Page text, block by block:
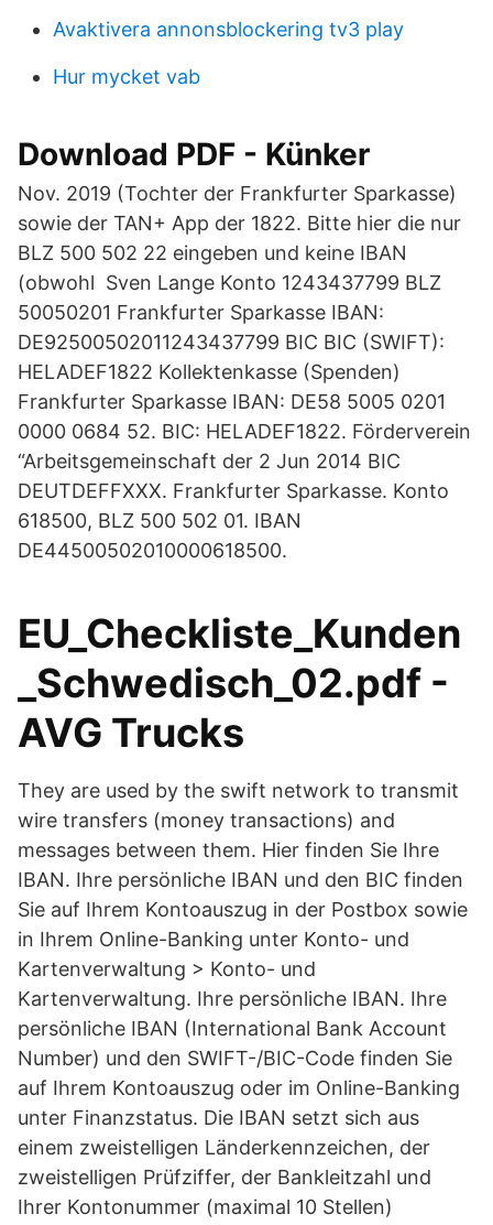
Avaktivera annonsblockering tv3 play
Hur mycket vab
Download PDF - Künker
Nov. 2019 (Tochter der Frankfurter Sparkasse)
sowie der TAN+ App der 1822. Bitte hier die nur
BLZ 500 502 22 eingeben und keine IBAN
(obwohl Sven Lange Konto 1243437799 BLZ
50050201 Frankfurter Sparkasse IBAN:
DE92500502011243437799 BIC BIC (SWIFT):
HELADEF1822 Kollektenkasse (Spenden)
Frankfurter Sparkasse IBAN: DE58 5005 0201
0000 0684 52. BIC: HELADEF1822. Förderverein
“Arbeitsgemeinschaft der 2 Jun 2014 BIC
DEUTDEFFXXX. Frankfurter Sparkasse. Konto
618500, BLZ 500 502 01. IBAN
DE44500502010000618500.
EU_Checkliste_Kunden
_Schwedisch_02.pdf -
AVG Trucks
They are used by the swift network to transmit
wire transfers (money transactions) and
messages between them. Hier finden Sie Ihre
IBAN. Ihre persönliche IBAN und den BIC finden
Sie auf Ihrem Kontoauszug in der Postbox sowie
in Ihrem Online-Banking unter Konto- und
Kartenverwaltung > Konto- und
Kartenverwaltung. Ihre persönliche IBAN. Ihre
persönliche IBAN (International Bank Account
Number) und den SWIFT-/BIC-Code finden Sie
auf Ihrem Kontoauszug oder im Online-Banking
unter Finanzstatus. Die IBAN setzt sich aus
einem zweistelligen Länderkennzeichen, der
zweistelligen Prüfziffer, der Bankleitzahl und
Ihrer Kontonummer (maximal 10 Stellen)